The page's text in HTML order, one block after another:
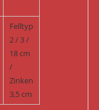
Felltyp
2 / 3 /
18 cm
/
Zinken
3,5 cm